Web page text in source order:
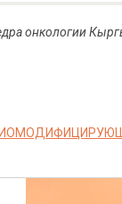
онкологии